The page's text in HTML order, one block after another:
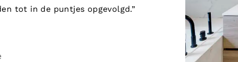
tot in de puntjes opgevolgd.”